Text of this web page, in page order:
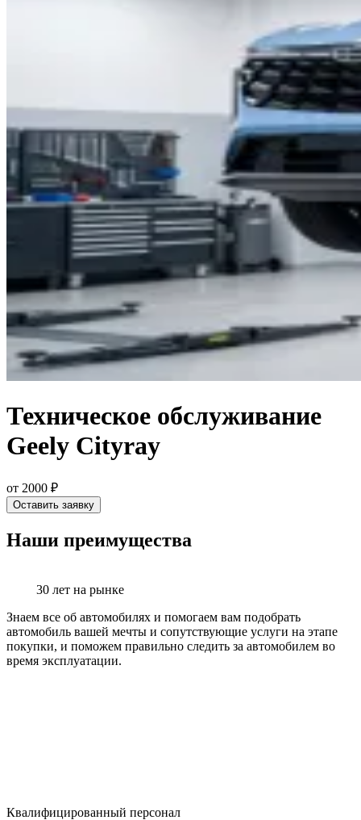
Техническое обслуживание
Geely Cityray
от 2000 ₽
Оставить заявку
Наши преимущества
30 лет на рынке
Знаем все об автомобилях и помогаем вам подобрать
автомобиль вашей мечты и сопутствующие услуги на этапе
покупки, и поможем правильно следить за автомобилем во
время эксплуатации.
Квалифицированный персонал